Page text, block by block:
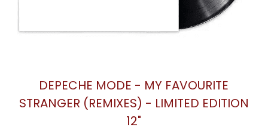
DEPECHE MODE - MY FAVOURITE
STRANGER (REMIXES) - LIMITED EDITION
12"